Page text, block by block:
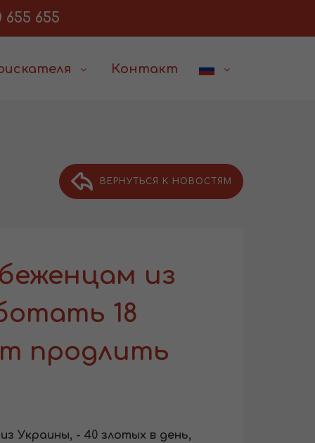
655 655
Контакт
ВЕРНУТЬСЯ К НОВОСТЯМ
из
18
продлить
Украины, - 40 злотых в день,